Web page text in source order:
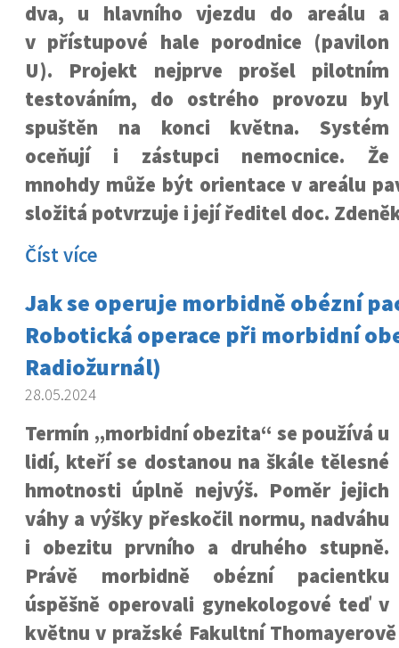
dva, u hlavního vjezdu do areálu a
v přístupové hale porodnice (pavilon
U). Projekt nejprve prošel pilotním
testováním, do ostrého provozu byl
spuštěn na konci května. Systém
oceňují i zástupci nemocnice. Že
mnohdy může být orientace v areálu
složitá potvrzuje i její ředitel doc.
Číst více
Jak se operuje morbidně obézní
Robotická operace při morbidní
Radiožurnál)
28.05.2024
Termín „morbidní obezita“ se používá u
lidí, kteří se dostanou na škále tělesné
hmotnosti úplně nejvýš. Poměr jejich
váhy a výšky přeskočil normu, nadváhu
i obezitu prvního a druhého stupně.
Právě morbidně obézní pacientku
úspěšně operovali gynekologové teď v
květnu v pražské Fakultní